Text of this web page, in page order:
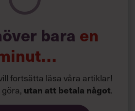
bara en
fortsätta läsa våra artiklar!
utan att betala något.